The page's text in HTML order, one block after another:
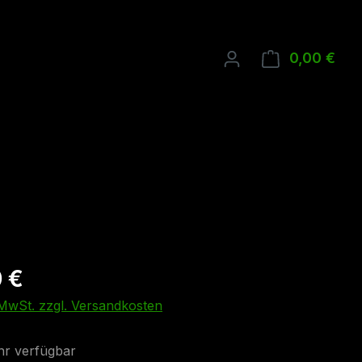
0,00 €
€
zzgl. Versandkosten
verfügbar